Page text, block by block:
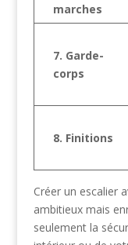
marches
7. Garde-
corps
8. Finitions
Créer un escalier
ambitieux mais
seulement la